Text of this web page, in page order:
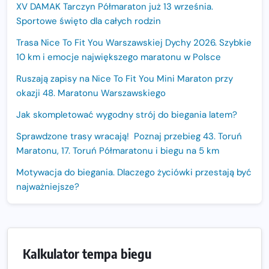
XV DAMAK Tarczyn Półmaraton już 13 września.
Sportowe święto dla całych rodzin
Trasa Nice To Fit You Warszawskiej Dychy 2026. Szybkie
10 km i emocje największego maratonu w Polsce
Ruszają zapisy na Nice To Fit You Mini Maraton przy
okazji 48. Maratonu Warszawskiego
Jak skompletować wygodny strój do biegania latem?
Sprawdzone trasy wracają! Poznaj przebieg 43. Toruń
Maratonu, 17. Toruń Półmaratonu i biegu na 5 km
Motywacja do biegania. Dlaczego życiówki przestają być
najważniejsze?
Sprawdzony przebieg i profil stworzony do szybkiego
Kalkulator tempa biegu